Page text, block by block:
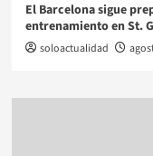
El Barcelona sigue
entrenamiento en St.
soloactualidad